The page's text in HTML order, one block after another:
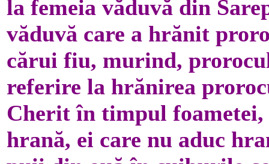
la femeia văduvă din
văduvă care a hrănit
cărui fiu, murind,
referire la hrănirea
Cherit în timpul foametei,
hrană, ei care nu aduc